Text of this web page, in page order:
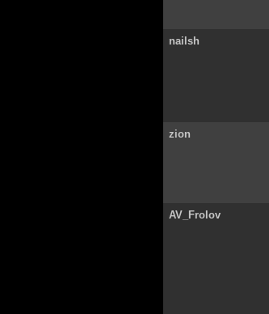
nailsh
zion
AV_Frolov